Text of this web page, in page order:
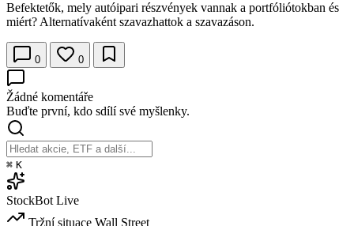
Befektetők, mely autóipari részvények vannak a portfóliótokban és
miért? Alternatívaként szavazhattok a szavazáson.
0 0
Žádné komentáře
Buďte první, kdo sdílí své myšlenky.
⌘ K
StockBot Live
Tržní situace Wall Street